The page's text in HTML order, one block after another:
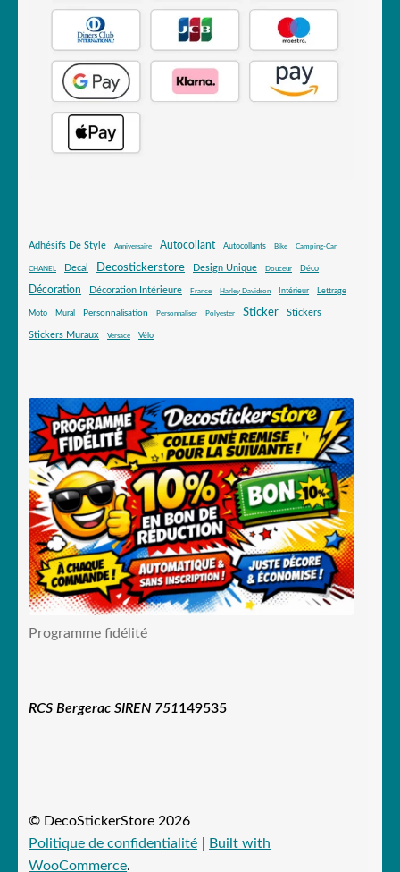
Adhésifs De Style Anniversaire Autocollant Autocollants Bike Camping-Car
CHANEL Decal Decostickerstore Design Unique Douceur Déco
Décoration Décoration Intérieure France Harley Davidson Intérieur Lettrage
Moto Mural Personnalisation Personnaliser Polyester Sticker Stickers
Stickers Muraux Versace Vélo
Programme fidélité
RCS Bergerac SIREN 751149535
© DecoStickerStore 2026
Politique de confidentialité
Built with
WooCommerce.